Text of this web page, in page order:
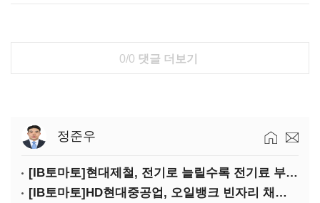
0/0 댓글 더보기
정준우
[IB토마토]현대제철, 전기로 늘릴수록 전기료 부담…저탄소 전환의 역설
[IB토마토]HD현대중공업, 오일뱅크 빈자리 채웠다…그룹 배당 핵심축 부상